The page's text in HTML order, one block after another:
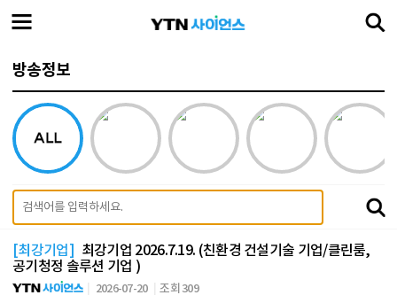
방송정보
[최강기업] 최강기업 2026.7.19. (친환경 건설기술 기업/클린룸,
공기청정 솔루션 기업 )
2026-07-20 조회 309